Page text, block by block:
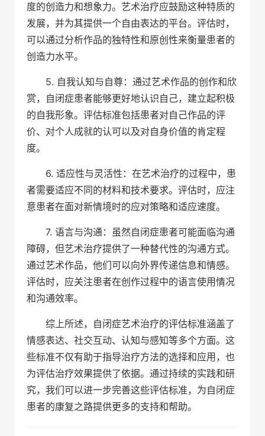
度的创造力和想象力。艺术治疗应鼓励这种特质的
发展，并为其提供一个自由表达的平台。评估时，
可以通过分析作品的独特性和原创性来衡量患者的
创造力水平。
5. 自我认知与自尊：通过艺术作品的创作和欣
赏，自闭症患者能够更好地认识自己，建立起积极
的自我形象。评估标准包括患者对自己作品的评
价、对个人成就的认可以及对自身价值的肯定程
度。
6. 适应性与灵活性：在艺术治疗的过程中，患
者需要适应不同的材料和技术要求。评估时，应注
意患者在面对新情境时的应对策略和适应速度。
7. 语言与沟通：虽然自闭症患者可能面临沟通
障碍，但艺术治疗提供了一种替代性的沟通方式。
通过艺术作品，他们可以向外界传递信息和情感。
评估时，应关注患者在创作过程中的语言使用情况
和沟通效率。
综上所述，自闭症艺术治疗的评估标准涵盖了
情感表达、社交互动、认知与感知等多个方面。这
些标准不仅有助于指导治疗方法的选择和应用，也
为评估治疗效果提供了依据。通过持续的实践和研
究，我们可以进一步完善这些评估标准，为自闭症
患者的康复之路提供更多的支持和帮助。